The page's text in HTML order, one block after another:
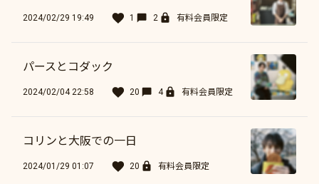
2024/02/29 19:49 1 2 有料会員限定
パースとコダック
2024/02/04 22:58 20 4 有料会員限定
コリンと大阪での一日
2024/01/29 01:07 20 有料会員限定